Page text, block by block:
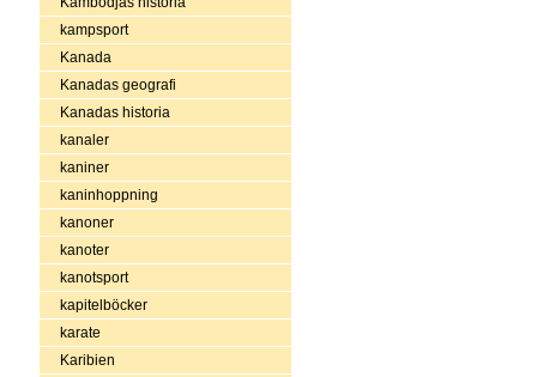
kampsport
Kanada
Kanadas geografi
Kanadas historia
kanaler
kaniner
kaninhoppning
kanoner
kanoter
kanotsport
kapitelböcker
karate
Karibien